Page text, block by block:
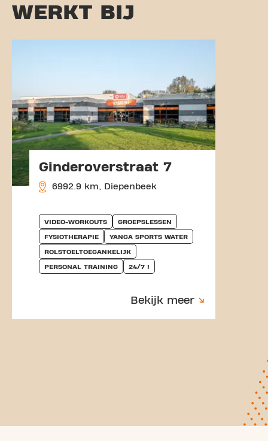
WERKT BIJ
Ginderoverstraat 7
6992.9 km, Diepenbeek
VIDEO-WORKOUTS GROEPSLESSEN
FYSIOTHERAPIE YANGA SPORTS WATER
ROLSTOELTOEGANKELIJK
PERSONAL TRAINING 24/7 !
Bekijk meer